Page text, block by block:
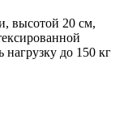
высотой 20 см,
до 150 кг